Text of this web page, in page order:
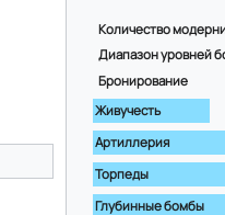
Количество
Диапазон уровней
Бронирование
Живучесть
Артиллерия
Торпеды
Глубинные бомбы